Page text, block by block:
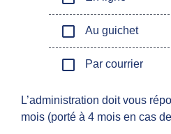
check_box_outline_blank Au guichet
check_box_outline_blank Par courrier
L’administration doit vous
mois (porté à 4 mois en cas